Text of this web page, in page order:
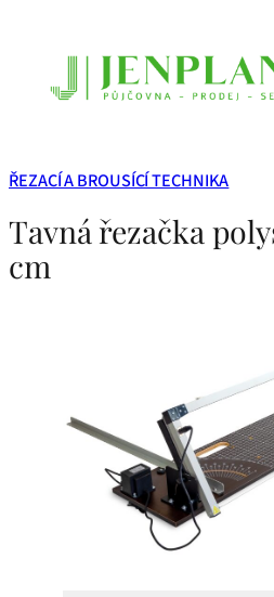
ŘEZACÍ A BROUSÍCÍ TECHNIKA
Tavná řezačka
cm